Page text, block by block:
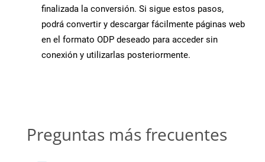
finalizada la conversión. Si sigue estos pasos,
podrá convertir y descargar fácilmente páginas web
en el formato ODP deseado para acceder sin
conexión y utilizarlas posteriormente.
Preguntas más frecuentes